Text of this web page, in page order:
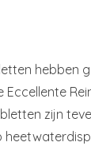
hebben
zijn